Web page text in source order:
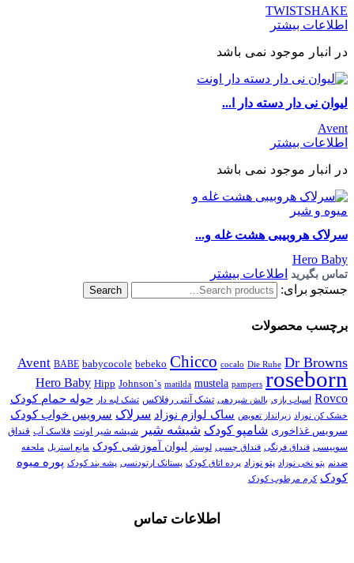
TWISTSHAKE
اطلاعات بیشتر
در انبار موجود نمی باشد
لیوان نی دار دسته دار ا...
Avent
اطلاعات بیشتر
در انبار موجود نمی باشد
سرلاک هروبیبی هشت غله و...
Hero Baby
تماس بگیرید
اطلاعات بیشتر
جستجو برای:
Search
برچسب محصولات
Avent BABE babycocole bebeko Chicco cocalo Die Ruhe Dr Browns
Hero Baby Hipp Johnson`s matilda mustela pampers roseborn
Rovco اسباب بازی بالش شیردهی تشک آنتی رفلاکس تشک لبه دار حوله حمام کودک
خشک کن نوزاد زیرانداز تعویض ساک لوازم نوزاد سرلاک سرویس خواب کودک
سرویس غذاخوری شامپو کودک شیشه شیر شیشه شیر اونت فلاسک آب قنداق
سوییسی قنداق فرنگی قنداق چسبی لوستر لیوان آموزشی کودک مایع استریل ملحفه
ضدنم
پتو نخی نوزاد پتو نوزاد پرده اتاق کودک پستانک ارتودنسی پشه بند کودک پوره میوه
کودک کرم مرطوب کودک
اطلاعات تماس